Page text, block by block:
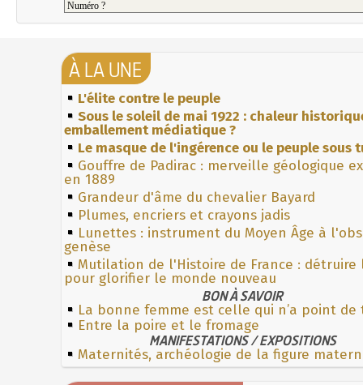
À LA UNE
L'élite contre le peuple
Sous le soleil de mai 1922 : chaleur
emballement médiatique ?
Le masque de l'ingérence ou le peuple sous
Gouffre de Padirac : merveille géologique
en 1889
Grandeur d'âme du chevalier Bayard
Plumes, encriers et crayons jadis
Lunettes : instrument du Moyen Âge à
genèse
Mutilation de l'Histoire de France : détruire
pour glorifier le monde nouveau
BON À SAVOIR
La bonne femme est celle qui n’a point de
Entre la poire et le fromage
MANIFESTATIONS / EXPOSITIONS
Maternités, archéologie de la figure